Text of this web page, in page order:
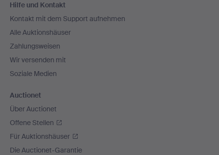
Navigation
Hilfe und Kontakt
Kontakt mit dem Support aufnehmen
Alle Auktionshäuser
Zahlungsweisen
Wir versenden mit
Soziale Medien
Auctionet
Über Auctionet
Offene Stellen
Für Auktionshäuser
Die Auctionet-Garantie